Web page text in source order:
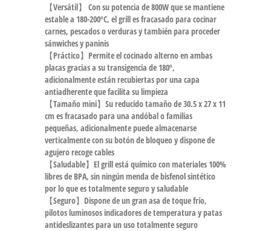
【Versátil】 Con su potencia de 800W que se mantiene
estable a 180-200ºC, el grill es fracasado para cocinar
carnes, pescados o verduras y también para proceder
sánwiches y paninis
【Práctico】Permite el cocinado alterno en ambas
placas gracias a su transigencia de 180º,
adicionalmente están recubiertas por una capa
antiadherente que facilita su limpieza
【Tamaño mini】Su reducido tamaño de 30.5 x 27 x 11
cm es fracasado para una andóbal o familias
pequeñas, adicionalmente puede almacenarse
verticalmente con su botón de bloqueo y dispone de
agujero recoge cables
【Saludable】El grill está químico con materiales 100%
libres de BPA, sin ningún menda de bisfenol sintético
por lo que es totalmente seguro y saludable
【Seguro】Dispone de un gran asa de toque frío,
pilotos luminosos indicadores de temperatura y patas
antideslizantes para un uso totalmente seguro